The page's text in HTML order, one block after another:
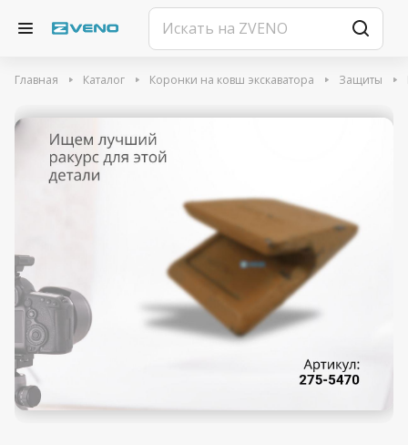
Главная Каталог Коронки на ковш экскаватора Защиты